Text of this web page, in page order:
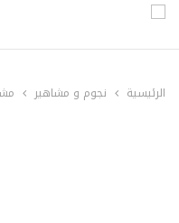
الرئيسية نجوم و مشاهير